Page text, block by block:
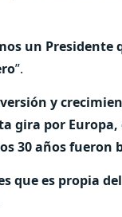
un Presidente
”.
y
gira por Europa,
30 años fueron
que es propia